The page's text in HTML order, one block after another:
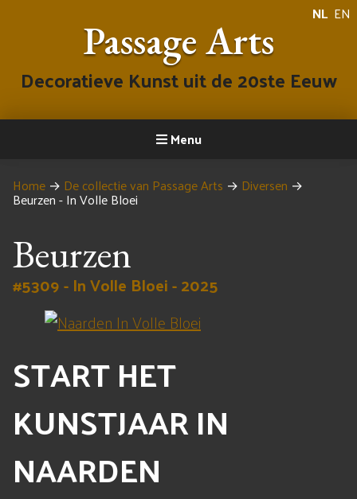
NL EN
Passage Arts
Decoratieve Kunst uit de 20ste Eeuw
Menu
Home → De collectie van Passage Arts → Diversen →
Beurzen - In Volle Bloei
Beurzen
#5309 - In Volle Bloei - 2025
START HET
KUNSTJAAR IN
NAARDEN